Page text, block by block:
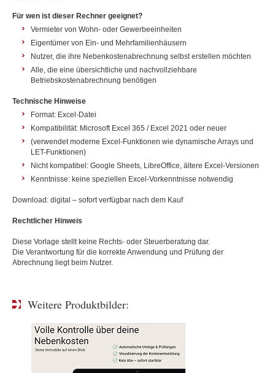
Für wen ist dieser Rechner geeignet?
Vermieter von Wohn- oder Gewerbeeinheiten
Eigentümer von Ein- und Mehrfamilienhäusern
Nutzer, die ihre Nebenkostenabrechnung selbst erstellen möchten
Alle, die eine übersichtliche und nachvollziehbare
Betriebskostenabrechnung benötigen
Technische Hinweise
Format: Excel-Datei
Kompatibilität: Microsoft Excel 365 / Excel 2021 oder neuer
(verwendet moderne Excel-Funktionen wie dynamische Arrays und
LET-Funktionen)
Nicht kompatibel: Google Sheets, LibreOffice, ältere Excel-Versionen
Kenntnisse: keine speziellen Excel-Vorkenntnisse notwendig
Download: digital – sofort verfügbar nach dem Kauf
Rechtlicher Hinweis
Diese Vorlage stellt keine Rechts- oder Steuerberatung dar.
Die Verantwortung für die korrekte Anwendung und Prüfung der
Abrechnung liegt beim Nutzer.
Weitere Produktbilder: